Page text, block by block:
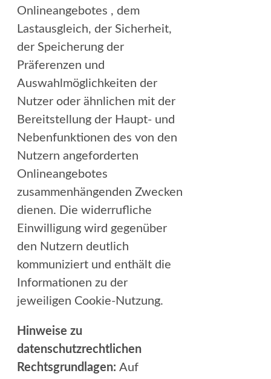
Onlineangebotes , dem
Lastausgleich, der Sicherheit,
der Speicherung der
Präferenzen und
Auswahlmöglichkeiten der
Nutzer oder ähnlichen mit der
Bereitstellung der Haupt- und
Nebenfunktionen des von den
Nutzern angeforderten
Onlineangebotes
zusammenhängenden Zwecken
dienen. Die widerrufliche
Einwilligung wird gegenüber
den Nutzern deutlich
kommuniziert und enthält die
Informationen zu der
jeweiligen Cookie-Nutzung.
Hinweise zu
datenschutzrechtlichen
Rechtsgrundlagen: Auf